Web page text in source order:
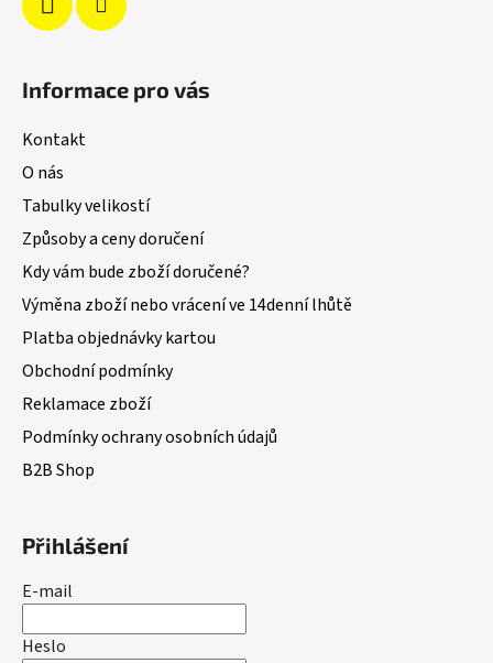
Informace pro vás
Kontakt
O nás
Tabulky velikostí
Způsoby a ceny doručení
Kdy vám bude zboží doručené?
Výměna zboží nebo vrácení ve 14denní lhůtě
Platba objednávky kartou
Obchodní podmínky
Reklamace zboží
Podmínky ochrany osobních údajů
B2B Shop
Přihlášení
E-mail
Heslo